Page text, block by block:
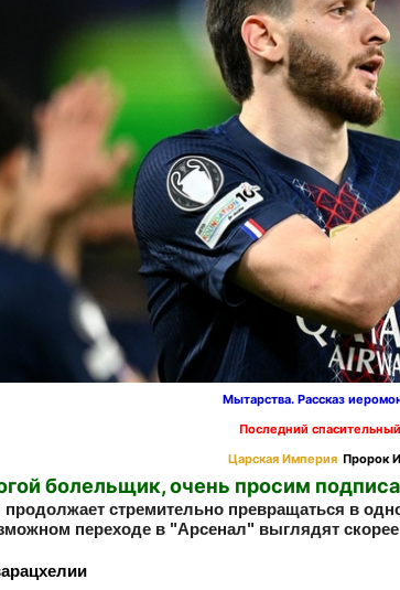
Мытарства. Рассказ
Последний
Царская Империя Пророк
болельщик, очень просим
стремительно превращаться в
переходе в "Арсенал" выглядят